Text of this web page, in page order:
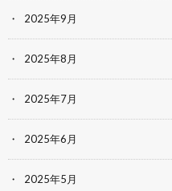
2025年9月
2025年8月
2025年7月
2025年6月
2025年5月